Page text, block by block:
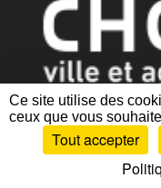
Ce site utilise des
ceux que vous
Tout accepter
Mentions légales|
des cookies |Plan du site